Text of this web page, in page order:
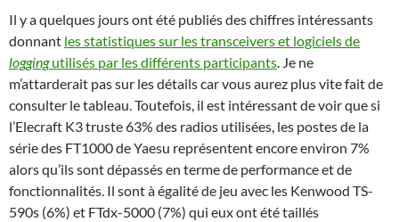
Il y a quelques jours ont été publiés des chiffres intéressants
donnant les statistiques sur les transceivers et logiciels de
loggingutilisés par les différents participants. Je ne
m’attarderait pas sur les détails car vous aurez plus vite fait de
consulter le tableau. Toutefois, il est intéressant de voir que si
l’Elecraft K3 truste 63% des radios utilisées, les postes de la
série des FT1000 de Yaesu représentent encore environ 7%
alors qu’ils sont dépassés en terme de performance et de
fonctionnalités. Il sont à égalité de jeu avec les Kenwood TS-
590s (6%) et FTdx-5000 (7%) qui eux ont été taillés